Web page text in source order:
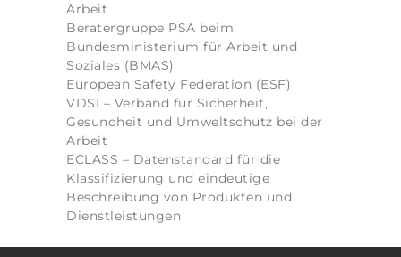
Arbeit
Beratergruppe PSA beim
Bundesministerium für Arbeit und
Soziales (BMAS)
European Safety Federation (ESF)
VDSI – Verband für Sicherheit,
Gesundheit und Umweltschutz bei der
Arbeit
ECLASS – Datenstandard für die
Klassifizierung und eindeutige
Beschreibung von Produkten und
Dienstleistungen